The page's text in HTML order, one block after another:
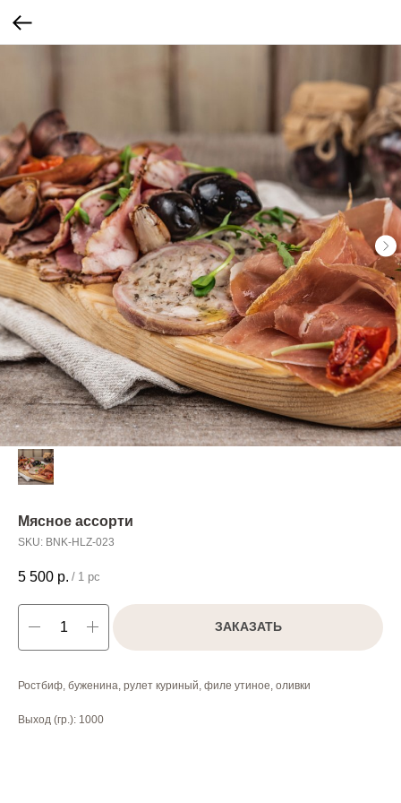
Мясное ассорти
SKU: BNK-HLZ-023
5 500 р. / 1 pc
ЗАКАЗАТЬ
Ростбиф, буженина, рулет куриный, филе утиное, оливки
Выход (гр.): 1000